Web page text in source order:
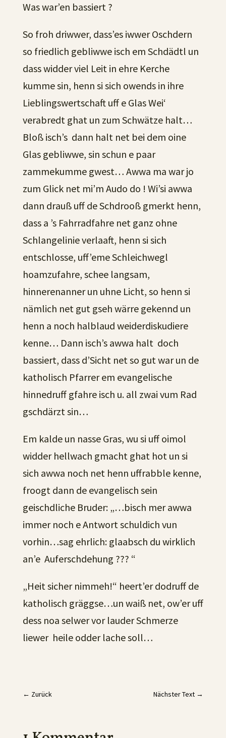
Was war’en bassiert ?
So froh driwwer, dass’es iwwer Oschdern
so friedlich gebliwwe isch em Schdädtl un
dass widder viel Leit in ehre Kerche
kumme sin, henn si sich owends in ihre
Lieblingswertschaft uff e Glas Wei‘
verabredt ghat un zum Schwätze halt…
Bloß isch’s dann halt net bei dem oine
Glas gebliwwe, sin schun e paar
zammekumme gwest… Awwa ma war jo
zum Glick net mi’m Audo do ! Wi’si awwa
dann drauß uff de Schdrooß gmerkt henn,
dass a ’s Fahrradfahre net ganz ohne
Schlangelinie verlaaft, henn si sich
entschlosse, uff’eme Schleichwegl
hoamzufahre, schee langsam,
hinnerenanner un uhne Licht, so henn si
nämlich net gut gseh wärre gekennd un
henn a noch halblaud weiderdiskudiere
kenne… Dann isch’s awwa halt doch
bassiert, dass d’Sicht net so gut war un de
katholisch Pfarrer em evangelische
hinnedruff gfahre isch u. all zwai vum Rad
gschdärzt sin…
Em kalde un nasse Gras, wu si uff oimol
widder hellwach gmacht ghat hot un si
sich awwa noch net henn uffrabble kenne,
froogt dann de evangelisch sein
geischdliche Bruder: „…bisch mer awwa
immer noch e Antwort schuldich vun
vorhin…sag ehrlich: glaabsch du wirklich
an’e Auferschdehung ??? “
„Heit sicher nimmeh!“ heert’er dodruff de
katholisch gräggse…un waiß net, ow’er uff
dess noa selwer vor lauder Schmerze
liewer heile odder lache soll…
← Zurück Nächster Text →